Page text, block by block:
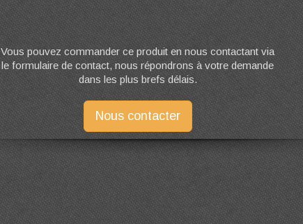
Vous pouvez commander ce produit en nous contactant via
le formulaire de contact, nous répondrons à votre demande
dans les plus brefs délais.
Nous contacter